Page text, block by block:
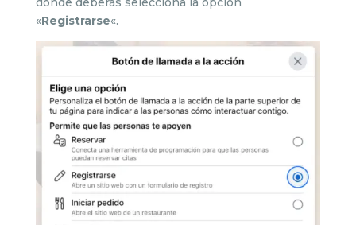
«Registrarse«.